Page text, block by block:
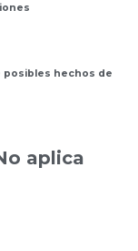
posibles hechos de
aplica